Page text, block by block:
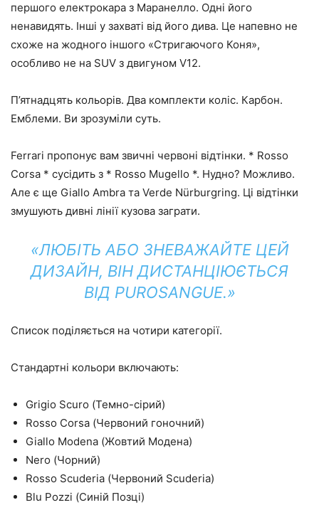
першого електрокара з Маранелло. Одні його
ненавидять. Інші у захваті від його дива. Це напевно не
схоже на жодного іншого «Стригаючого Коня»,
особливо не на SUV з двигуном V12.
П’ятнадцять кольорів. Два комплекти коліс. Карбон.
Емблеми. Ви зрозуміли суть.
Ferrari пропонує вам звичні червоні відтінки. * Rosso
Corsa * сусідить з * Rosso Mugello *. Нудно? Можливо.
Але є ще Giallo Ambra та Verde Nürburgring. Ці відтінки
змушують дивні лінії кузова заграти.
«ЛЮБІТЬ АБО ЗНЕВАЖАЙТЕ ЦЕЙ
ДИЗАЙН, ВІН ДИСТАНЦІЮЄТЬСЯ
ВІД PUROSANGUE.»
Список поділяється на чотири категорії.
Стандартні кольори включають:
Grigio Scuro (Темно-сірий)
Rosso Corsa (Червоний гоночний)
Giallo Modena (Жовтий Модена)
Nero (Чорний)
Rosso Scuderia (Червоний Scuderia)
Blu Pozzi (Синій Позці)